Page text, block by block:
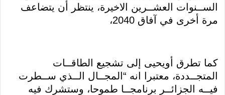
الســنوات العشــرين الاخيرة، ينتظر أن يتضاعف
مرة أخرى في آفاق 2040،
كما تطرق أويحيى إلى تشجيع الطاقــات
المتجــددة، معتبرا انه “المجــال الــذي ســطرت
فيــه الجزائــر برنامجــا طموحا، وستشرك فيه